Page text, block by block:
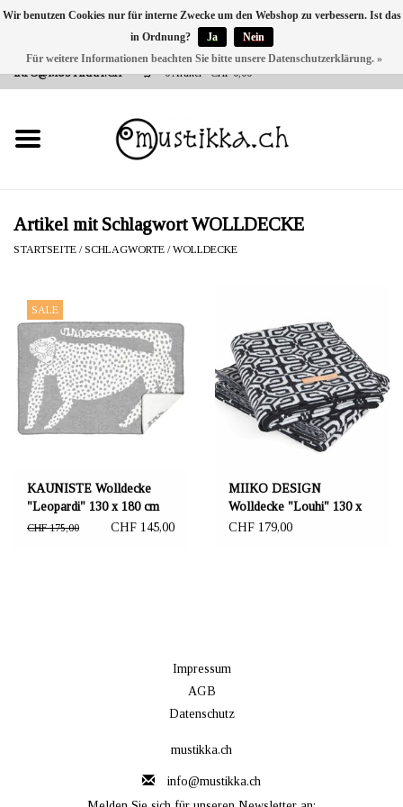
VERSANDKOSTEN 0 CHF INNERHALB CH | INT. VERSAND ÜBER
INFO@MUSTIKKA.CH
0 Artikel - CHF 0,00
NEU BEI UNS
SHOP - A PIECE OF
FINLAND FOR YOU
Artikel mit Schlagwort WOLLDECKE
STARTSEITE /SCHLAGWORTE /WOLLDECKE
SALE
KAUNISTE Wolldecke
"Leopardi" 130 x 180 cm
grau/weiss
CHF 175,00 CHF 145,00
MIIKO DESIGN
Wolldecke "Louhi" 130 x
150 cm dunkelgrau
CHF 179,00
Impressum
AGB
Datenschutz
mustikka.ch
info@mustikka.ch
Wir benutzen Cookies nur für interne Zwecke um den Webshop zu verbessern. Ist das
in Ordnung?
Ja
Nein
Für weitere Informationen beachten Sie bitte unsere Datenschutzerklärung. »